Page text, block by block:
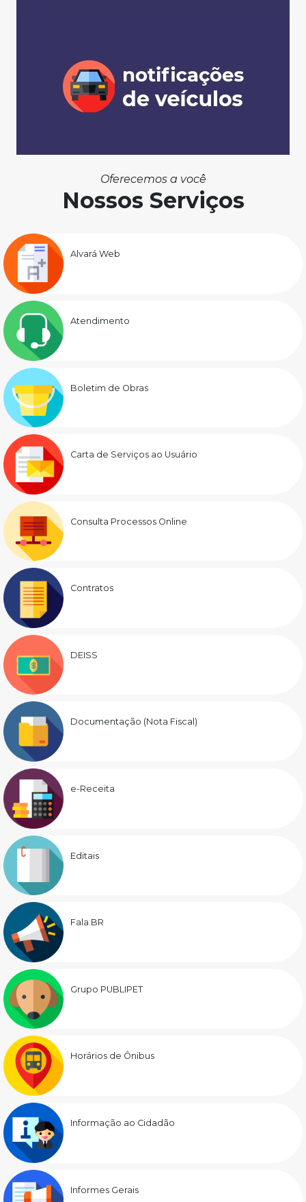
Oferecemos a você
Nossos Serviços
Alvará Web
Atendimento
Boletim de Obras
Carta de Serviços ao Usuário
Consulta Processos Online
Contratos
DEISS
Documentação (Nota Fiscal)
e-Receita
Editais
Fala.BR
Grupo PUBLIPET
Horários de Ônibus
Informação ao Cidadão
Informes Gerais